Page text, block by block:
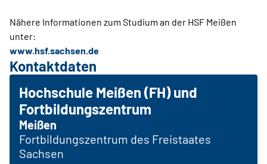
Nähere Informationen zum Studium an der HSF Meißen
unter:
www.hsf.sachsen.de
Kontaktdaten
Hochschule Meißen (FH) und
Fortbildungszentrum
Meißen
Fortbildungszentrum des Freistaates
Sachsen